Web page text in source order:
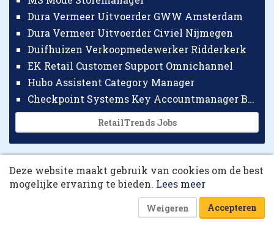
Dura Vermeer Uitvoerder GWW Amsterdam
Dura Vermeer Uitvoerder Civiel Nijmegen
Duifhuizen Verkoopmedewerker Ridderkerk
EK Retail Customer Support Omnichannel
Hubo Assistent Category Manager
Checkpoint Systems Key Accountmanager Benelux
RetailTrends Jobs
Deze website maakt gebruik van cookies om de best
mogelijke ervaring te bieden. Lees meer
Weigeren Accepteren
10 collega’s
Korting op events